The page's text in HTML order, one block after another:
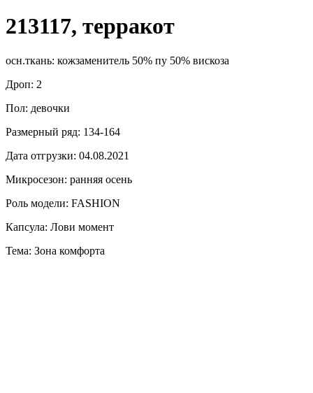
213117, терракот
осн.ткань: кожзаменитель 50% пу 50% вискоза
Дроп: 2
Пол: девочки
Размерный ряд: 134-164
Дата отгрузки: 04.08.2021
Микросезон: ранняя осень
Роль модели: FASHION
Капсула: Лови момент
Тема: Зона комфорта